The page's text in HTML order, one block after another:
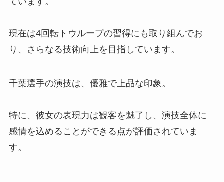
現在は4回転トウループの習得にも取り組んでお
り、さらなる技術向上を目指しています。
千葉選手の演技は、優雅で上品な印象。
特に、彼女の表現力は観客を魅了し、演技全体に
感情を込めることができる点が評価されていま
す。